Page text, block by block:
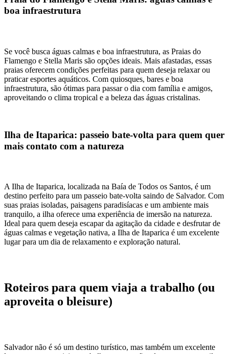
boa infraestrutura
Se você busca águas calmas e boa infraestrutura, as Praias do
Flamengo e Stella Maris são opções ideais. Mais afastadas, essas
praias oferecem condições perfeitas para quem deseja relaxar ou
praticar esportes aquáticos. Com quiosques, bares e boa
infraestrutura, são ótimas para passar o dia com família e amigos,
aproveitando o clima tropical e a beleza das águas cristalinas.
Ilha de Itaparica: passeio bate-volta para quem quer
mais contato com a natureza
A Ilha de Itaparica, localizada na Baía de Todos os Santos, é um
destino perfeito para um passeio bate-volta saindo de Salvador. Com
suas praias isoladas, paisagens paradisíacas e um ambiente mais
tranquilo, a ilha oferece uma experiência de imersão na natureza.
Ideal para quem deseja escapar da agitação da cidade e desfrutar de
águas calmas e vegetação nativa, a Ilha de Itaparica é um excelente
lugar para um dia de relaxamento e exploração natural.
Roteiros para quem viaja a trabalho (ou
aproveita o bleisure)
Salvador não é só um destino turístico, mas também um excelente